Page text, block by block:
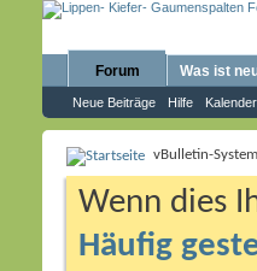
Forum
Neue Beiträge Hilfe Kalender
Was ist
vBulletin-
Wenn dies
Häufig